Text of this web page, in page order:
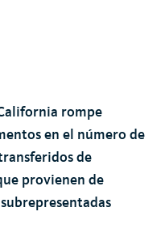
rompe
en el número de
de
provienen de